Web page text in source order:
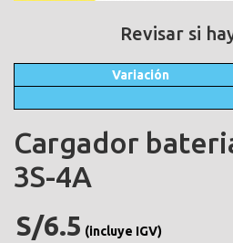
Revisar si
Variación
Cargador
3S-4A
S/6.5 (incluye IGV)